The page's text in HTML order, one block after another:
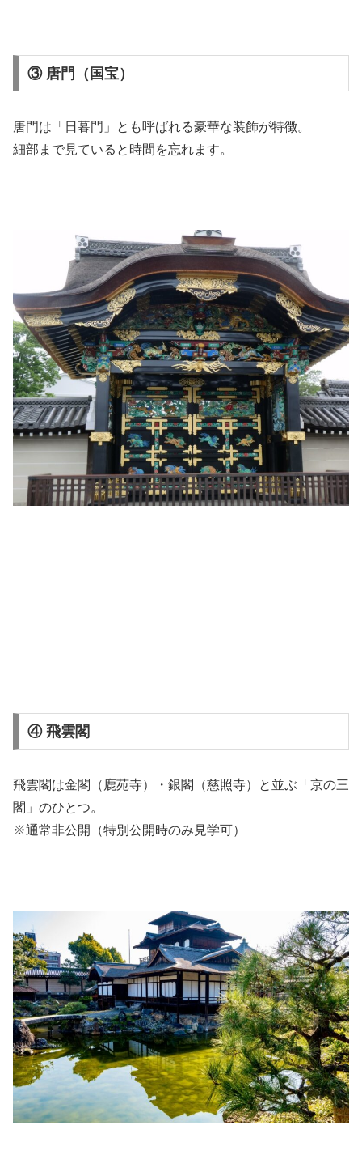
③ 唐門（国宝）
唐門は「日暮門」とも呼ばれる豪華な装飾が特徴。
細部まで見ていると時間を忘れます。
④ 飛雲閣
飛雲閣は金閣（ 鹿苑寺）・銀閣（慈照寺）と並ぶ「京の三
閣」のひとつ。
※通常非公開（特別公開時のみ見学可）